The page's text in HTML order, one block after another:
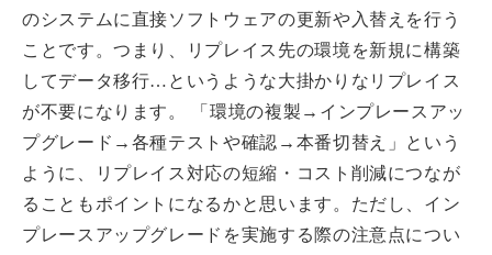
のシステムに直接ソフトウェアの更新や入替えを行う
ことです。つまり、リプレイス先の環境を新規に構築
してデータ移行…というような大掛かりなリプレイス
が不要になります。 「環境の複製→インプレースアッ
プグレード→各種テストや確認→本番切替え」という
ように、リプレイス対応の短縮・コスト削減につなが
ることもポイントになるかと思います。ただし、イン
プレースアップグレードを実施する際の注意点につい